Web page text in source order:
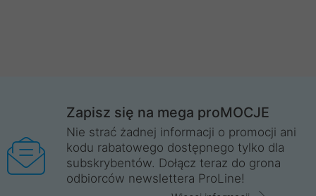
Zapisz się na mega proMOCJE
Nie strać żadnej informacji o promocji ani
kodu rabatowego dostępnego tylko dla
subskrybentów. Dołącz teraz do grona
odbiorców newslettera ProLine!